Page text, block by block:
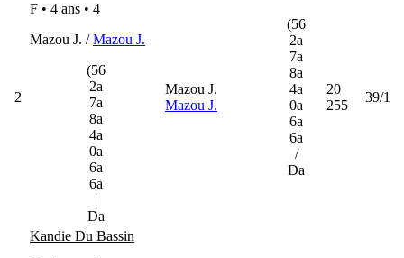
2
F • 4 ans • 4
Mazou J. /Mazou J.
(56
2a
7a
8a
4a
0a
6a
6a
|
Da
Mazou J.
Mazou J.
(56
2a
7a
8a
4a
0a
6a
6a
/
Da
20
255
39/1
Kandie Du Bassin